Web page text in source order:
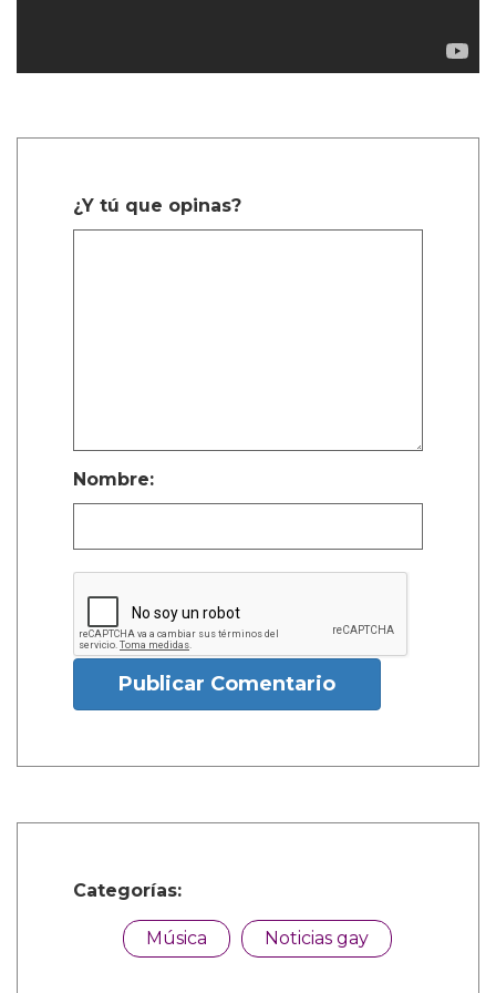
¿Y tú que opinas?
Nombre:
Publicar Comentario
Categorías:
Música Noticias gay